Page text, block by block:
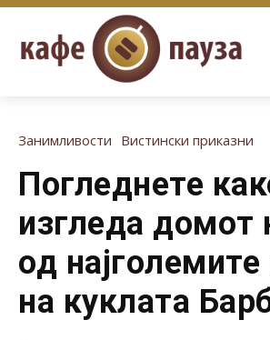
Занимливости Вистински приказни
Погледнете
изгледа домот
од
на куклата